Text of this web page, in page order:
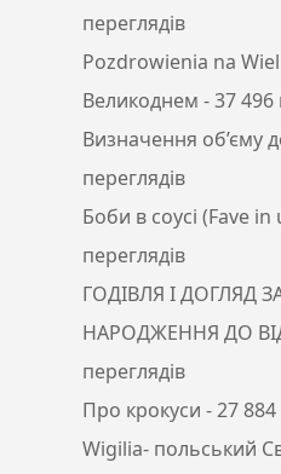
переглядів
Pozdrowienia na
Великоднем - 37 496
Визначення об’єму
переглядів
Боби в соусі (Fave
переглядів
ГОДІВЛЯ І ДОГЛЯД
НАРОДЖЕННЯ ДО
переглядів
Про крокуси - 27 884
Wigilia- польський